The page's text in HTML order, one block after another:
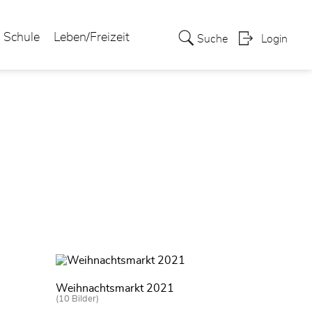
Schule Leben/Freizeit Suche Login
Weihnachtsmarkt 2021
(10 Bilder)